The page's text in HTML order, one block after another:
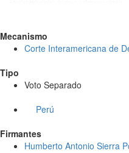
Mecanismo
Corte Interamericana de
Tipo
Voto Separado
Perú
Firmantes
Humberto Antonio Sierra